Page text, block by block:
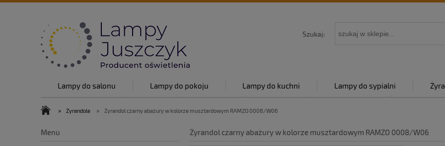
Szukaj:
Lampy do salonu Lampy do pokoju Lampy do kuchni Lampy do sypialni
O nas
Kontakt
» Żyrandole » Żyrandol czarny abażury w kolorze musztardowym RAMZO 0008/W06
Menu Żyrandol czarny abażury w kolorze musztardowym RAMZO 0008/W06